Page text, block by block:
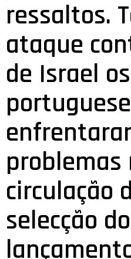
ressaltos.
ataque
de Israel os
problemas
circulação
selecção